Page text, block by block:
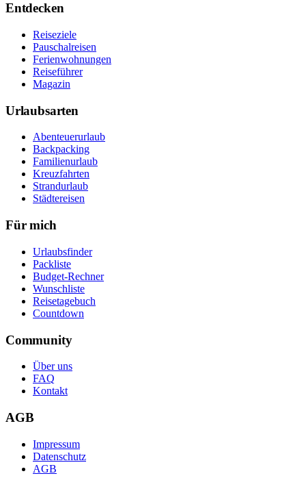
Entdecken
Reiseziele
Pauschalreisen
Ferienwohnungen
Reiseführer
Magazin
Urlaubsarten
Abenteuerurlaub
Backpacking
Familienurlaub
Kreuzfahrten
Strandurlaub
Städtereisen
Für mich
Urlaubsfinder
Packliste
Budget-Rechner
Wunschliste
Reisetagebuch
Countdown
Community
Über uns
FAQ
Kontakt
AGB
Impressum
Datenschutz
AGB